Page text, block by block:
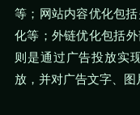
等；网站内容优化包
化等；外链优化包括
则是通过广告投放实
放，并对广告文字、图